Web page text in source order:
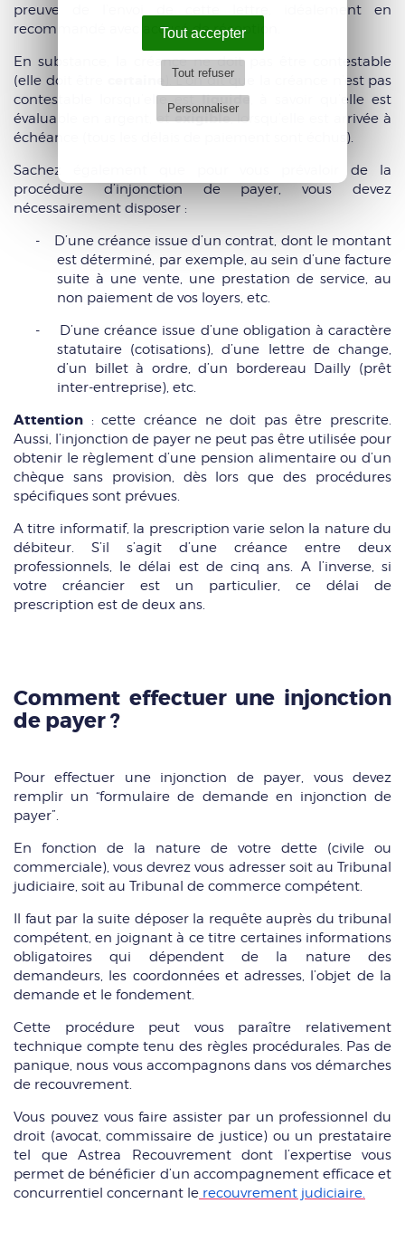
Tout accepter
Tout refuser
Personnaliser
preuve de l’envoi de cette lettre, idéalement en
recommandé avec accusé de réception.
En substance, la créance ne doit pas être contestable
(elle doit être
). L’on dit que la créance n’est pas
contestable lorsqu’elle estliquide , à savoir qu’elle est
évaluable en argent, etexigible, lorsqu’elle est arrivée à
échéance (tous les délais de paiement sont échus).
Sachez également que pour vous prévaloir de la
procédure d’injonction de payer, vous devez
nécessairement disposer :
-
D’une créance issue d’un contrat, dont le montant
est déterminé, par exemple, au sein d’une facture
suite à une vente, une prestation de service, au
non paiement de vos loyers, etc.
-
D’une créance issue d’une obligation à caractère
statutaire (cotisations), d’une lettre de change,
d’un billet à ordre, d’un bordereau Dailly (prêt
inter-entreprise), etc.
Attention : cette créance ne doit pas être prescrite.
Aussi, l’injonction de payer ne peut pas être utilisée pour
obtenir le règlement d’une pension alimentaire ou d’un
chèque sans provision, dès lors que des procédures
spécifiques sont prévues.
A titre informatif, la prescription varie selon la nature du
débiteur. S’il s’agit d’une créance entre deux
professionnels, le délai est de cinq ans. A l’inverse, si
votre créancier est un particulier, ce délai de
prescription est de deux ans.
Comment effectuer une injonction
de payer ?
Pour effectuer une injonction de payer, vous devez
remplir un “formulaire de demande en injonction de
payer”.
En fonction de la nature de votre dette (civile ou
commerciale), vous devrez vous adresser soit au Tribunal
judiciaire, soit au Tribunal de commerce compétent.
Il faut par la suite déposer la requête auprès du tribunal
compétent, en joignant à ce titre certaines informations
obligatoires qui dépendent de la nature des
demandeurs, les coordonnées et adresses, l’objet de la
demande et le fondement.
Cette procédure peut vous paraître relativement
technique compte tenu des règles procédurales. Pas de
panique, nous vous accompagnons dans vos démarches
de recouvrement.
Vous pouvez vous faire assister par un professionnel du
droit (avocat, commissaire de justice) ou un prestataire
tel que Astrea Recouvrement dont l’expertise vous
permet de bénéficier d’un accompagnement efficace et
concurrentiel concernant le recouvrement judiciaire.